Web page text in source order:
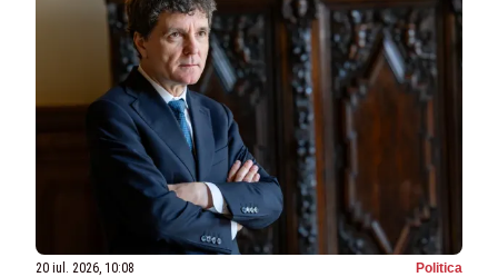
20 iul. 2026, 10:08 Politica